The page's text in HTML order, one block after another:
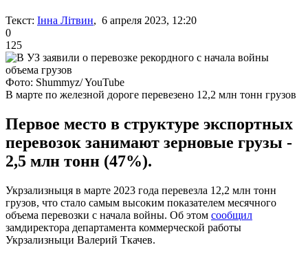
Текст: Інна Літвин, 6 апреля 2023, 12:20
0
125
Фото: Shummyz/ YouTube
В марте по железной дороге перевезено 12,2 млн тонн грузов
Первое место в структуре экспортных
перевозок занимают зерновые грузы -
2,5 млн тонн (47%).
Укрзализныця в марте 2023 года перевезла 12,2 млн тонн
грузов, что стало самым высоким показателем месячного
объема перевозки с начала войны. Об этом сообщил
замдиректора департамента коммерческой работы
Укрзализныци Валерий Ткачев.